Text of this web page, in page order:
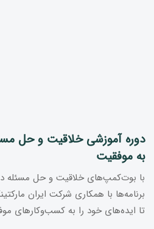
دوره آموزشی خلاقیت و حل
به موفقیت
با بوت‌کمپ‌های خلاقیت و حل مسئله
برنامه‌ها با همکاری شرکت ایران
تا ایده‌های خود را به کسب‌وکارهای